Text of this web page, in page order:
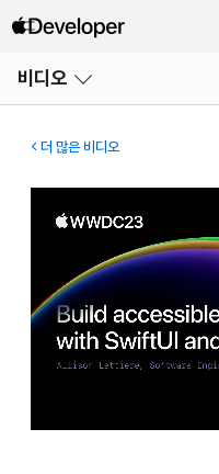
비디오
열기
더 많은 비디오